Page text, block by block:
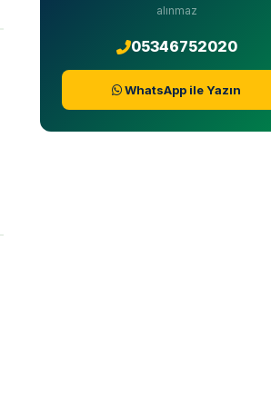
alınmaz
05346752020
WhatsApp ile Yazın